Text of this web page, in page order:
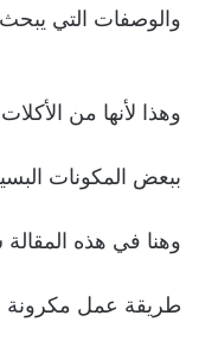
والوصفات التي
وهذا لأنها من
ببعض المكونات
وهنا في هذه
طريقة عمل